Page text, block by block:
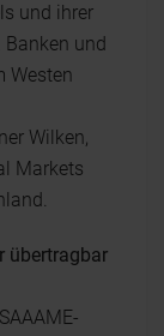
und ihrer
und
Westen
Wilken,
Markets
übertragbar